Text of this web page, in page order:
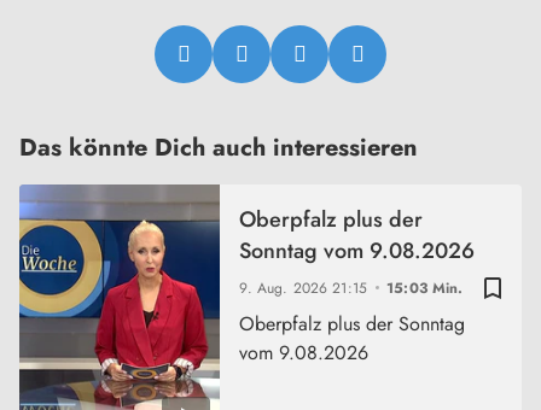
Das könnte Dich auch interessieren
bookmark_border
9. Aug. 202621:15 15:03 Min.
Oberpfalz plus der
Sonntag vom 9.08.2026
Oberpfalz plus der Sonntag
vom 9.08.2026